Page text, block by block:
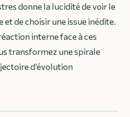
donne la lucidité de voir le
et de choisir une issue inédite.
interne face à ces
transformez une spirale
d’évolution